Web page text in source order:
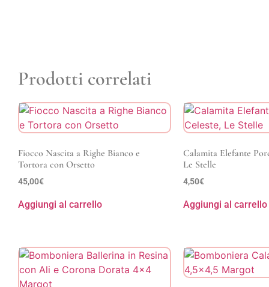
Prodotti correlati
Fiocco Nascita a Righe Bianco e
Tortora con Orsetto
45,00€
Aggiungi al carrello
Calamita Elefante
Le Stelle
4,50€
Aggiungi al carrello